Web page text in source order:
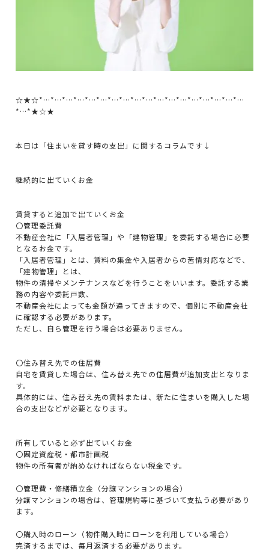
☆★☆*…*…*…*…*…*…*…*…*…*…*…*…*…*…*…*…*…*…
*…*★☆★
本日は「住まいを貸す時の支出」に関するコラムです↓
継続的に出ていくお金
賃貸すると追加で出ていくお金
〇管理委託費
不動産会社に「入居者管理」や「建物管理」を委託する場合に必要
となるお金です。
「入居者管理」とは、賃料の集金や入居者からの苦情対応などで、
「建物管理」とは、
物件の清掃やメンテナンスなどを行うことをいいます。委託する業
務の内容や委託戸数、
不動産会社によっても金額が違ってきますので、個別に不動産会社
に確認する必要があります。
ただし、自ら管理を行う場合は必要ありません。
〇住み替え先での住居費
自宅を賃貸した場合は、住み替え先での住居費が追加支出となりま
す。
具体的には、住み替え先の賃料または、新たに住まいを購入した場
合の支出などが必要となります。
所有していると必ず出ていくお金
〇固定資産税・都市計画税
物件の所有者が納めなければならない税金です。
〇管理費・修繕積立金（分譲マンションの場合）
分譲マンションの場合は、管理規約等に基づいて支払う必要があり
ます。
〇購入時のローン（物件購入時にローンを利用している場合）
完済するまでは、毎月返済する必要があります。